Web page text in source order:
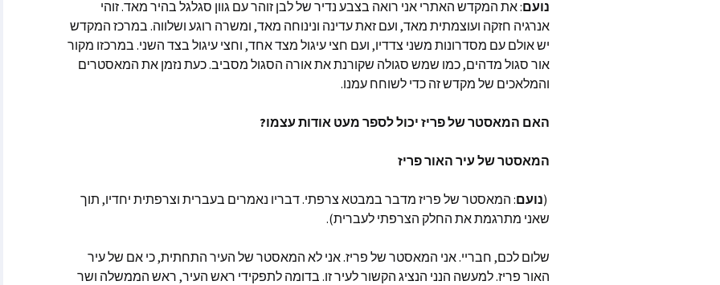
Global
טהליה האנטר
דיאן קת׳רין מאתר
Empaths Empowered
פמלה קריב – מתקשרת
סטיב פאוולינה
קייט ספרקלי מאתר Spirit
Pathways
נועם: את המקדש האתרי אני רואה בצבע נדיר של לבן זוהר עם גוון סגלגל בהיר מאד. זוהי
אנרגיה חזקה ועוצמתית מאד, ועם זאת עדינה ונינוחה מאד, ומשרה רוגע ושלווה. במרכז המקדש
יש אולם עם מסדרונות משני צדדיו, ועם חצי עיגול מצד אחד, וחצי עיגול בצד השני. במרכזו מקור
אור סגול מדהים, כמו שמש סגולה שקורנת את אורה הסגול מסביב. כעת נזמן את המאסטרים
והמלאכים של מקדש זה כדי לשוחח עמנו.
האם המאסטר של פריז יכול לספר מעט אודות עצמו?
המאסטר של עיר האור פריז
(נועם: המאסטר של פריז מדבר במבטא צרפתי. דבריו נאמרים בעברית וצרפתית יחדיו, תוך
שאני מתרגמת את החלק הצרפתי לעברית).
שלום לכם, חבריי. אני המאסטר של פריז. אני לא המאסטר של העיר התחתית, כי אם של עיר
האור פריז. למעשה הנני הנציג הקשור לעיר זו. בדומה לתפקידי ראש העיר, ראש הממשלה ושר